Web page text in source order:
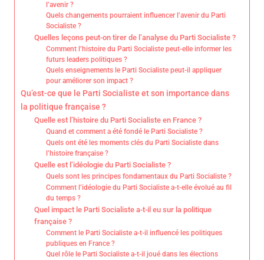
l’avenir ?
Quels changements pourraient influencer l’avenir du Parti
Socialiste ?
Quelles leçons peut-on tirer de l’analyse du Parti Socialiste ?
Comment l’histoire du Parti Socialiste peut-elle informer les
futurs leaders politiques ?
Quels enseignements le Parti Socialiste peut-il appliquer
pour améliorer son impact ?
Qu’est-ce que le Parti Socialiste et son importance dans
la politique française ?
Quelle est l’histoire du Parti Socialiste en France ?
Quand et comment a été fondé le Parti Socialiste ?
Quels ont été les moments clés du Parti Socialiste dans
l’histoire française ?
Quelle est l’idéologie du Parti Socialiste ?
Quels sont les principes fondamentaux du Parti Socialiste ?
Comment l’idéologie du Parti Socialiste a-t-elle évolué au fil
du temps ?
Quel impact le Parti Socialiste a-t-il eu sur la politique
française ?
Comment le Parti Socialiste a-t-il influencé les politiques
publiques en France ?
Quel rôle le Parti Socialiste a-t-il joué dans les élections